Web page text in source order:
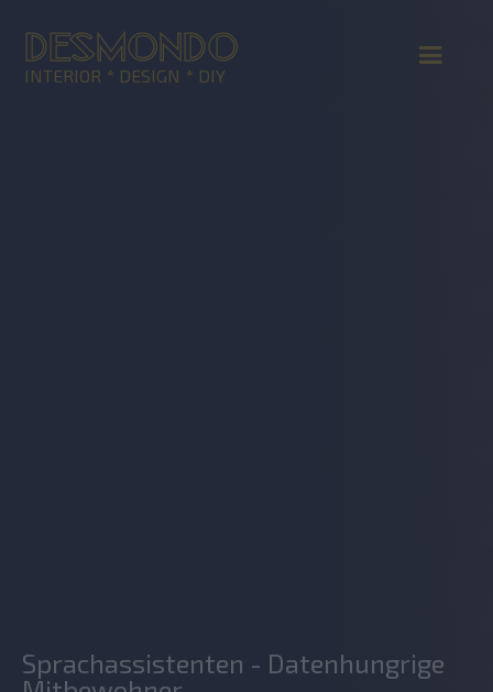
DESMONDO
INTERIOR * DESIGN * DIY
Sprachassistenten - Datenhungrige